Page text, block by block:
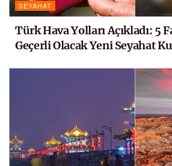
SEYAHAT
Türk Hava Yolları Açıkladı: 5
Geçerli Olacak Yeni Seyahat